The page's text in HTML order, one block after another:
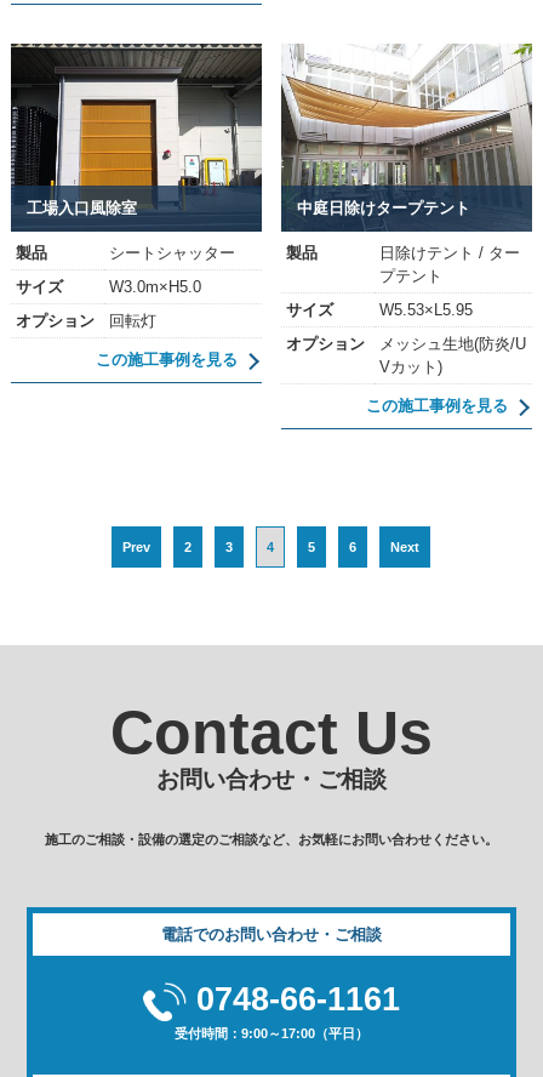
工場入口風除室
製品
シートシャッター
サイズ
W3.0m×H5.0
オプション
回転灯
この施工事例を見る
中庭日除けタープテント
製品
日除けテント / ター
プテント
サイズ
W5.53×L5.95
オプション
メッシュ生地(防炎/U
Vカット)
この施工事例を見る
Prev 2 3 4 5 6 Next
Contact Us
お問い合わせ・ご相談
施工のご相談・設備の選定のご相談など、お気軽にお問い合わせください。
電話でのお問い合わせ・ご相談
0748-66-1161
受付時間：9:00～17:00（平日）